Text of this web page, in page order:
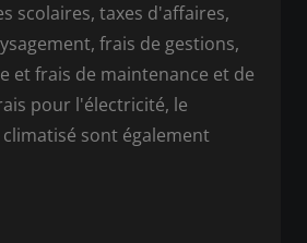
scolaires, taxes d'affaires,
frais de gestions,
et frais de maintenance et de
pour l'électricité, le
sont également